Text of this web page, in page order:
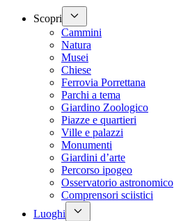
Scopri
Cammini
Natura
Musei
Chiese
Ferrovia Porrettana
Parchi a tema
Giardino Zoologico
Piazze e quartieri
Ville e palazzi
Monumenti
Giardini d’arte
Percorso ipogeo
Osservatorio astronomico
Comprensori sciistici
Luoghi